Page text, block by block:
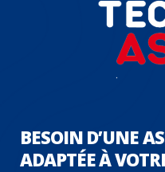
BESOIN D’UNE
ADAPTÉE À